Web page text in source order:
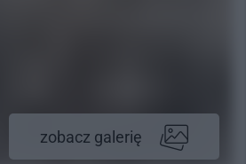
zobacz galerię